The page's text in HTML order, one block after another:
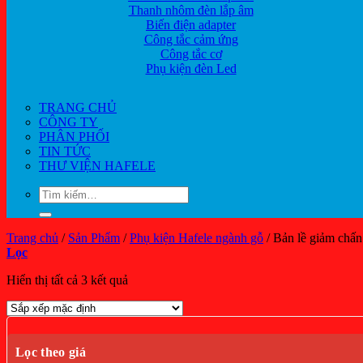
Thanh nhôm đèn lắp âm
Biến điện adapter
Công tắc cảm ứng
Công tắc cơ
Phụ kiện đèn Led
TRANG CHỦ
CÔNG TY
PHÂN PHỐI
TIN TỨC
THƯ VIỆN HAFELE
Tìm
kiếm:
Trang chủ / Sản Phẩm / Phụ kiện Hafele ngành gỗ /Bản lề giảm
Lọc
Hiển thị tất cả 3 kết quả
Lọc theo giá